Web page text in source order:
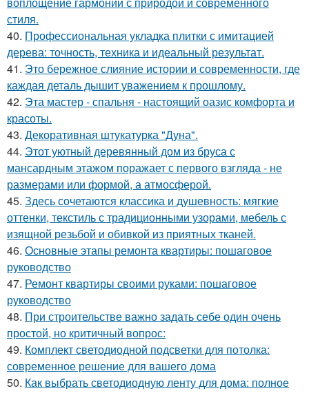
стиля.
40. Профессиональная укладка плитки с имитацией
дерева: точность, техника и идеальный результат.
41. Это бережное слияние истории и современности, где
каждая деталь дышит уважением к прошлому.
42. Эта мастер - спальня - настоящий оазис комфорта и
красоты.
43. Декоративная штукатурка "Дуна".
44. Этот уютный деревянный дом из бруса с
мансардным этажом поражает с первого взгляда - не
размерами или формой, а атмосферой.
45. Здесь сочетаются классика и душевность: мягкие
оттенки, текстиль с традиционными узорами, мебель с
изящной резьбой и обивкой из приятных тканей.
46. Основные этапы ремонта квартиры: пошаговое
руководство
47. Ремонт квартиры своими руками: пошаговое
руководство
48. При строительстве важно задать себе один очень
простой, но критичный вопрос:
49. Комплект светодиодной подсветки для потолка:
современное решение для вашего дома
50. Как выбрать светодиодную ленту для дома: полное